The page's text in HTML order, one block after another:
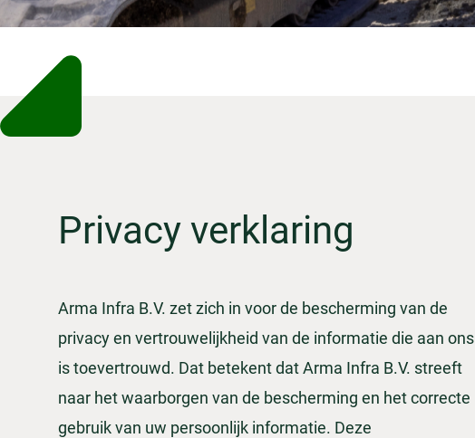
Privacy verklaring
Arma Infra B.V. zet zich in voor de bescherming van de
privacy en vertrouwelijkheid van de informatie die aan ons
is toevertrouwd. Dat betekent dat Arma Infra B.V. streeft
naar het waarborgen van de bescherming en het correcte
gebruik van uw persoonlijk informatie. Deze